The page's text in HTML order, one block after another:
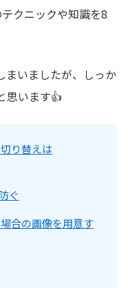
クニックや知識を8
まいましたが、しっか
思います👍
り替えは
ぐ
合の画像を用意す